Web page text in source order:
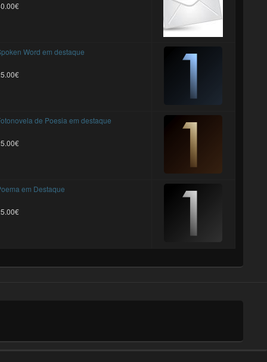
Word em destaque
de Poesia em destaque
em Destaque